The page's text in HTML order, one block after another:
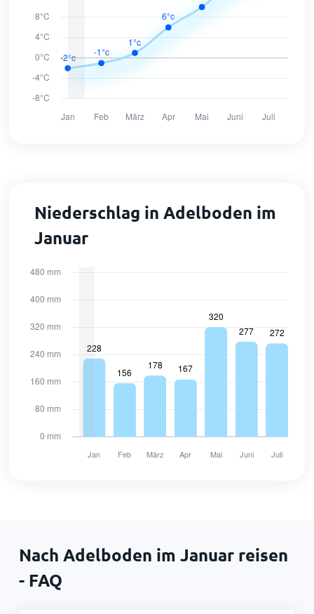
Niederschlag in Adelboden im
Januar
Nach Adelboden im Januar reisen
- FAQ